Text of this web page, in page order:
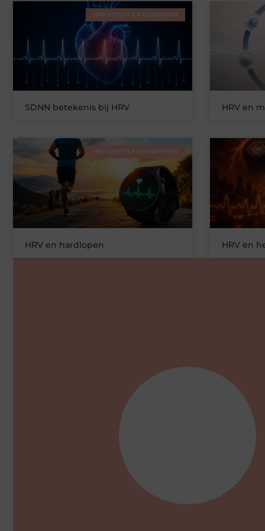
HRV METEN EN BEGRIJPEN
SDNN betekenis bij HRV HRV en
HRV METEN EN BEGRIJPEN
HRV en hardlopen HRV en